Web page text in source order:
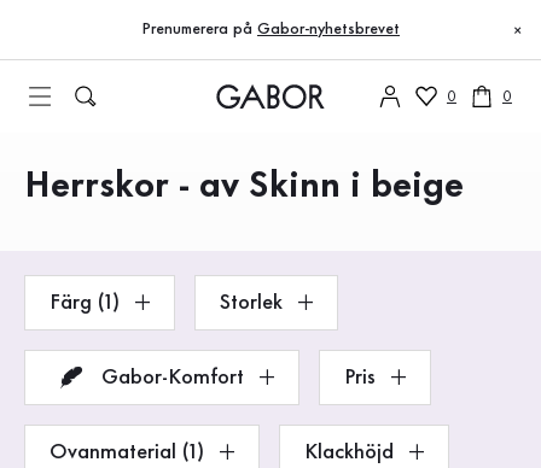
Till innehållsförteckning
Till huvudnavigation
Prenumerera på Gabor-nyhetsbrevet ×
0 0
Produkter
Herrskor - av Skinn i beige
Färg (1) Storlek
Gabor-Komfort Pris
Ovanmaterial (1) Klackhöjd